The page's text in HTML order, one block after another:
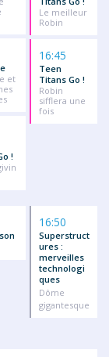
et
!
Le meilleur
Robin
16:45
Teen
Titans Go !
Robin
sifflera une
fois
16:50
Superstruct
ures :
merveilles
technologi
ques
Dôme
gigantesque